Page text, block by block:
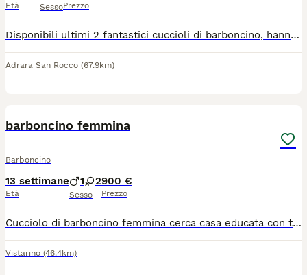
Età SessoPrezzo
Disponibili ultimi 2 fantastici cuccioli di barboncino, hanno 4 mesi e mezzo, ciclo vaccinale terminato, entrambi i genitori sono di mia proprietà e sono entrambi nani, possibilità quindi di vedere anche loro
Adrara San Rocco (67.9km)
barboncino femmina
Barboncino
13 settimane
Età
1 2
Sesso
900 €
Prezzo
Cucciolo di barboncino femmina cerca casa educata con tutte le vaccinazioni possibilità di vederlo no perditempo per qualsiasi cosa non esitare a contattarmi
Vistarino (46.4km)